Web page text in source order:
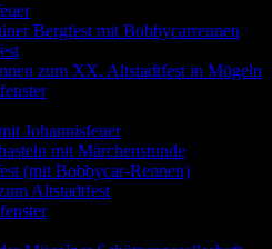
Bergfest mit Bobbycarrennen
zum XX. Altstadtfest in Mügeln
Johannisfeuer
mit Märchenstunde
(mit Bobbycar-Rennen)
Altstadtfest